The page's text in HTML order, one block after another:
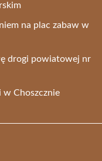
na plac zabaw w
drogi powiatowej nr
Choszcznie